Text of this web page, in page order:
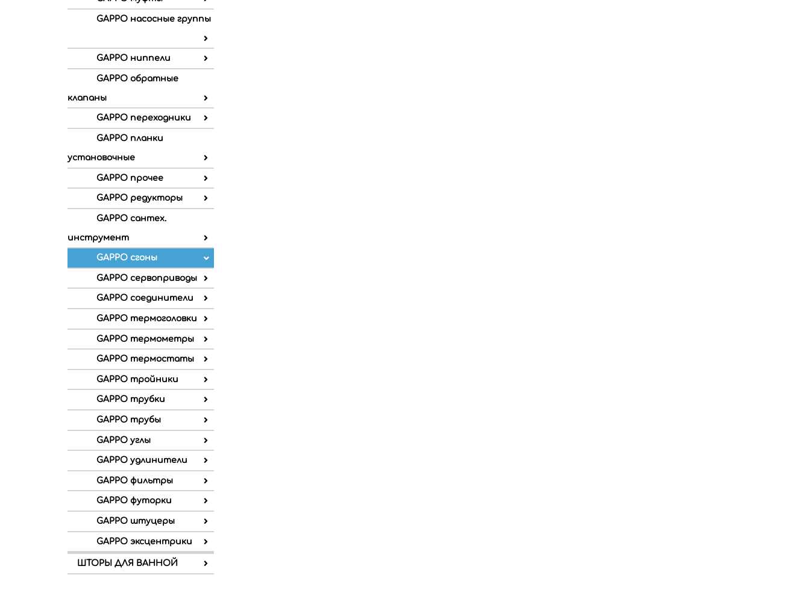
GAPPO насосные группы
GAPPO ниппели
GAPPO обратные
клапаны
GAPPO переходники
GAPPO планки
установочные
GAPPO прочее
GAPPO редукторы
GAPPO сантех.
инструмент
GAPPO сгоны
GAPPO сервоприводы
GAPPO соединители
GAPPO термоголовки
GAPPO термометры
GAPPO термостаты
GAPPO тройники
GAPPO трубки
GAPPO трубы
GAPPO углы
GAPPO удлинители
GAPPO фильтры
GAPPO футорки
GAPPO штуцеры
GAPPO эксцентрики
ШТОРЫ ДЛЯ ВАННОЙ